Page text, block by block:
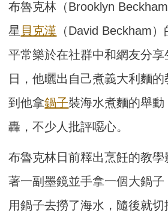
布魯克林（Brooklyn
星 貝克漢 （David Beckham
平常樂於在社群中和網友分享
日，他曬出自己煮義大利麵
到他拿鍋子裝海水煮麵的舉
轟，不少人批評噁心。
布魯克林日前釋出烹飪的教
著一副墨鏡並手拿一個大鍋
用鍋子去撈了海水，隨後就